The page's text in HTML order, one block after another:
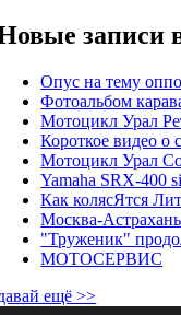
записи
Опус на тему
Фотоальбом
Мотоцикл Урал
Короткое видео о
Мотоцикл Урал
Yamaha SRX-400
Как колясЯтся
Москва-
"Труженик"
МОТОСЕРВИС
ещё >>